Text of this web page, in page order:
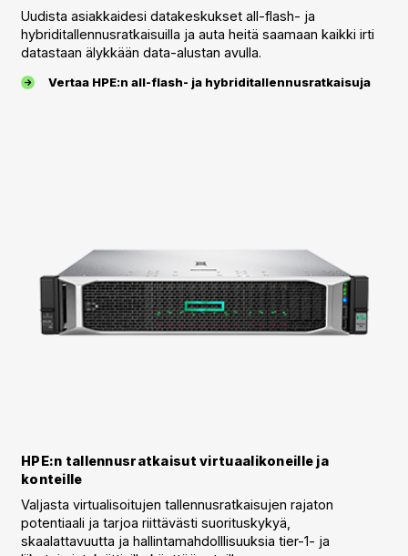
Uudista asiakkaidesi datakeskukset all-flash- ja
hybriditallennusratkaisuilla ja auta heitä saamaan kaikki irti
datastaan älykkään data-alustan avulla.
Vertaa HPE:n all-flash- ja hybriditallennusratkaisuja
HPE:n tallennusratkaisut virtuaalikoneille ja
konteille
Valjasta virtualisoitujen tallennusratkaisujen rajaton
potentiaali ja tarjoa riittävästi suorituskykyä,
skaalattavuutta ja hallintamahdolllisuuksia tier-1- ja